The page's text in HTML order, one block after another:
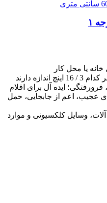
۱
يا محل کار
دارند
ايده آل برای اقلام
عجيب، اعم از جابجايی، حمل
آلات، وسایل کلکسیونی و موارد